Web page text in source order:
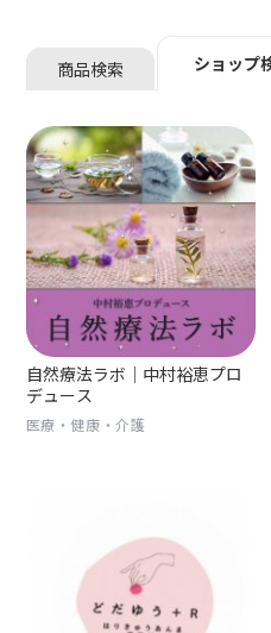
商品検索 ショップ
自然療法ラボ｜中村裕恵プロ
デュース
医療・健康・介護